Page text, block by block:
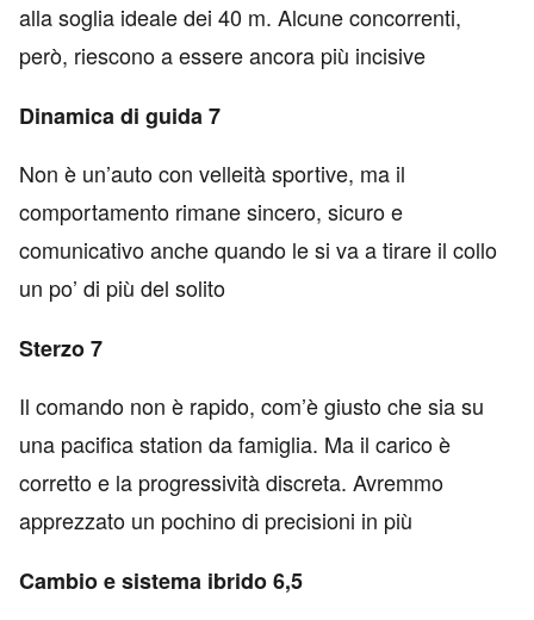
alla soglia ideale dei 40 m. Alcune concorrenti,
però, riescono a essere ancora più incisive
Dinamica di guida 7
Non è un’auto con velleità sportive, ma il
comportamento rimane sincero, sicuro e
comunicativo anche quando le si va a tirare il collo
un po’ di più del solito
Sterzo 7
Il comando non è rapido, com’è giusto che sia su
una pacifica station da famiglia. Ma il carico è
corretto e la progressività discreta. Avremmo
apprezzato un pochino di precisioni in più
Cambio e sistema ibrido 6,5